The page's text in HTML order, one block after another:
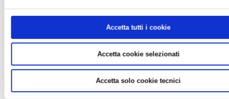
Accetta tutti i cookie
Accetta cookie selezionati
Accetta solo cookie tecnici
SABATO 1 SETTEMBRE CONCERTO DI
SOLIDARIETA' S.O.S. EMILIA